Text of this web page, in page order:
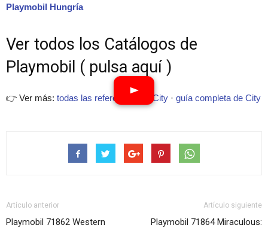
Playmobil Hungría
Ver todos los Catálogos de
Playmobil ( pulsa aquí )
👉 Ver más: todas las referencias de City · guía completa de City
Artículo anterior
Playmobil 71862 Western
Artículo siguiente
Playmobil 71864 Miraculous: